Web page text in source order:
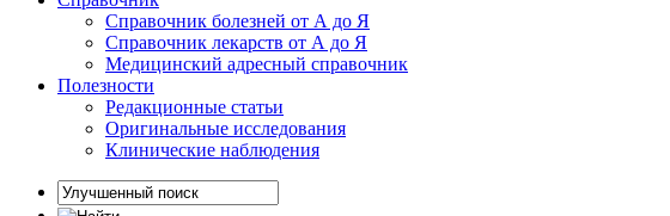
Справочник болезней от А до Я
Справочник лекарств от А до Я
Медицинский адресный справочник
Полезности
Редакционные статьи
Оригинальные исследования
Клинические наблюдения